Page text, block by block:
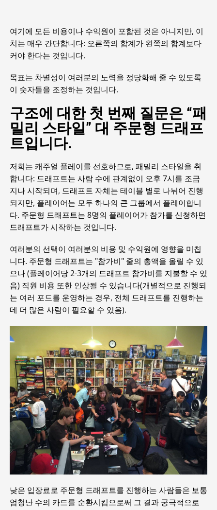
여기에 모든 비용이나 수익원이 포함된 것은 아니지만, 이
치는 매우 간단합니다: 오른쪽의 합계가 왼쪽의 합계보다
커야 한다는 것입니다.
목표는 차별성이 여러분의 노력을 정당화해 줄 수 있도록
이 숫자들을 조정하는 것입니다.
구조에 대한 첫 번째 질문은 “패
밀리 스타일” 대 주문형 드래프
트입니다.
저희는 캐주얼 플레이를 선호하므로, 패밀리 스타일을 취
합니다: 드래프트는 사람 수에 관계없이 오후 7시를 조금
지나 시작되며, 드래프트 자체는 테이블 별로 나뉘어 진행
되지만, 플레이어는 모두 하나의 큰 그룹에서 플레이합니
다. 주문형 드래프트는 8명의 플레이어가 참가를 신청하면
드래프트가 시작하는 것입니다.
여러분의 선택이 여러분의 비용 및 수익원에 영향을 미칩
니다. 주문형 드래프트는 "참가비" 줄의 총액을 올릴 수 있
으나 (플레이어당 2-3개의 드래프트 참가비를 지불할 수 있
음) 직원 비용 또한 인상될 수 있습니다(개별적으로 진행되
는 여러 포드를 운영하는 경우, 전체 드래프트를 진행하는
데 더 많은 사람이 필요할 수 있음).
낮은 입장료로 주문형 드래프트를 진행하는 사람들은 보통
엄청난 수의 카드를 순환시킴으로써 그 결과 궁극적으로